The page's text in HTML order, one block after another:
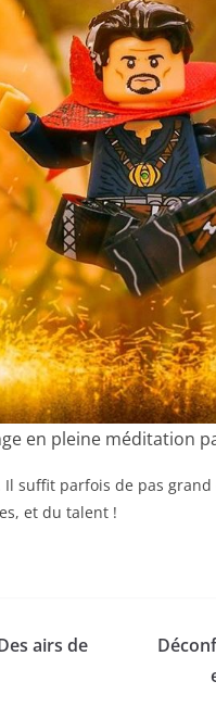
en pleine méditation
suffit parfois de pas
et du talent !
airs de